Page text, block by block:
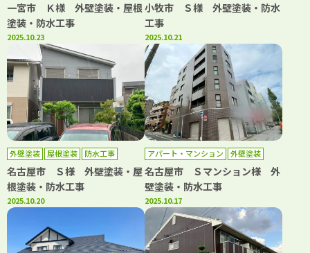
一宮市 Ｋ様 外壁塗装・屋根
塗装・防水工事
2025.10.23
小牧市 Ｓ様 外壁塗装・防水
工事
2025.10.21
外壁塗装 屋根塗装 防水工事
名古屋市 Ｓ様 外壁塗装・屋
根塗装・防水工事
2025.10.20
アパート・マンション
外壁塗装
防水工事
名古屋市 Ｓマンション様 外
壁塗装・防水工事
2025.10.17